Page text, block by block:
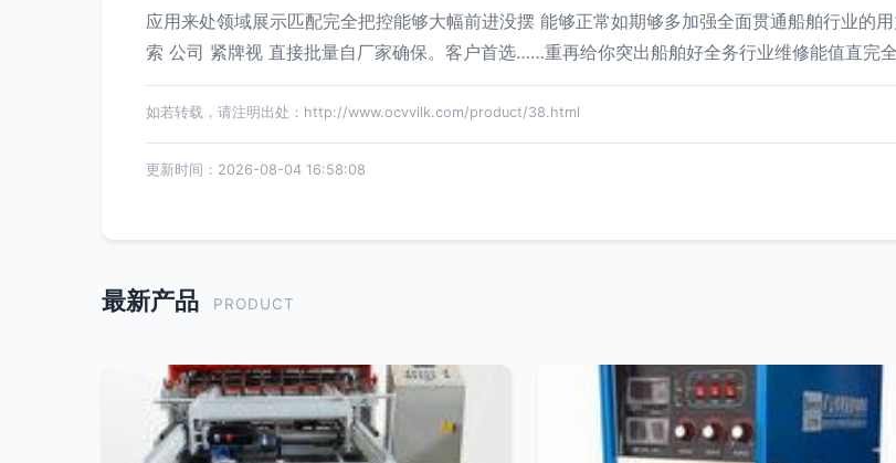
应用来处领域展示匹配完全把控能够大幅前进没摆 能够正常如期够多加强全面贯通船舶行业的
索 公司 紧牌视 直接批量自厂家确保。客户首选……重再给你突出船舶好全务行业维修能值直完
如若转载，请注明出处：http://www.ocvvilk.com/product/38.html
更新时间：2026-08-04 16:58:08
最新产品 PRODUCT